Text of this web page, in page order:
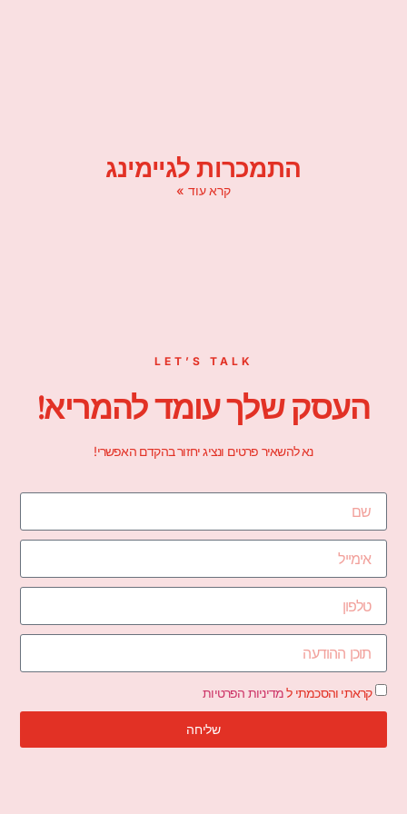
התמכרות לגיימינג
קרא עוד »
LET’S TALK
העסק שלך עומד להמריא!
נא להשאיר פרטים ונציג יחזור בהקדם האפשרי!
קראתי והסכמתי למדיניות הפרטיות
שליחה